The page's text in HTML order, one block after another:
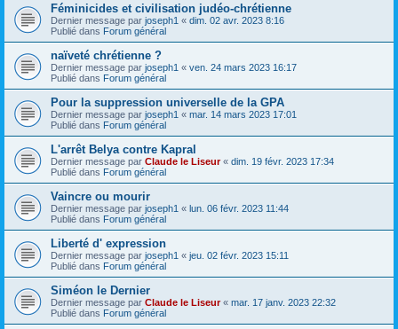
Féminicides et civilisation judéo-chrétienne
Dernier message par joseph1 « dim. 02 avr. 2023 8:16
Publié dans Forum général
naïveté chrétienne ?
Dernier message par joseph1 « ven. 24 mars 2023 16:17
Publié dans Forum général
Pour la suppression universelle de la GPA
Dernier message par joseph1 « mar. 14 mars 2023 17:01
Publié dans Forum général
L'arrêt Belya contre Kapral
Dernier message par Claude le Liseur« dim. 19 févr. 2023 17:34
Publié dans Forum général
Vaincre ou mourir
Dernier message par joseph1 « lun. 06 févr. 2023 11:44
Publié dans Forum général
Liberté d' expression
Dernier message par joseph1 « jeu. 02 févr. 2023 15:11
Publié dans Forum général
Siméon le Dernier
Dernier message par Claude le Liseur« mar. 17 janv. 2023 22:32
Publié dans Forum général